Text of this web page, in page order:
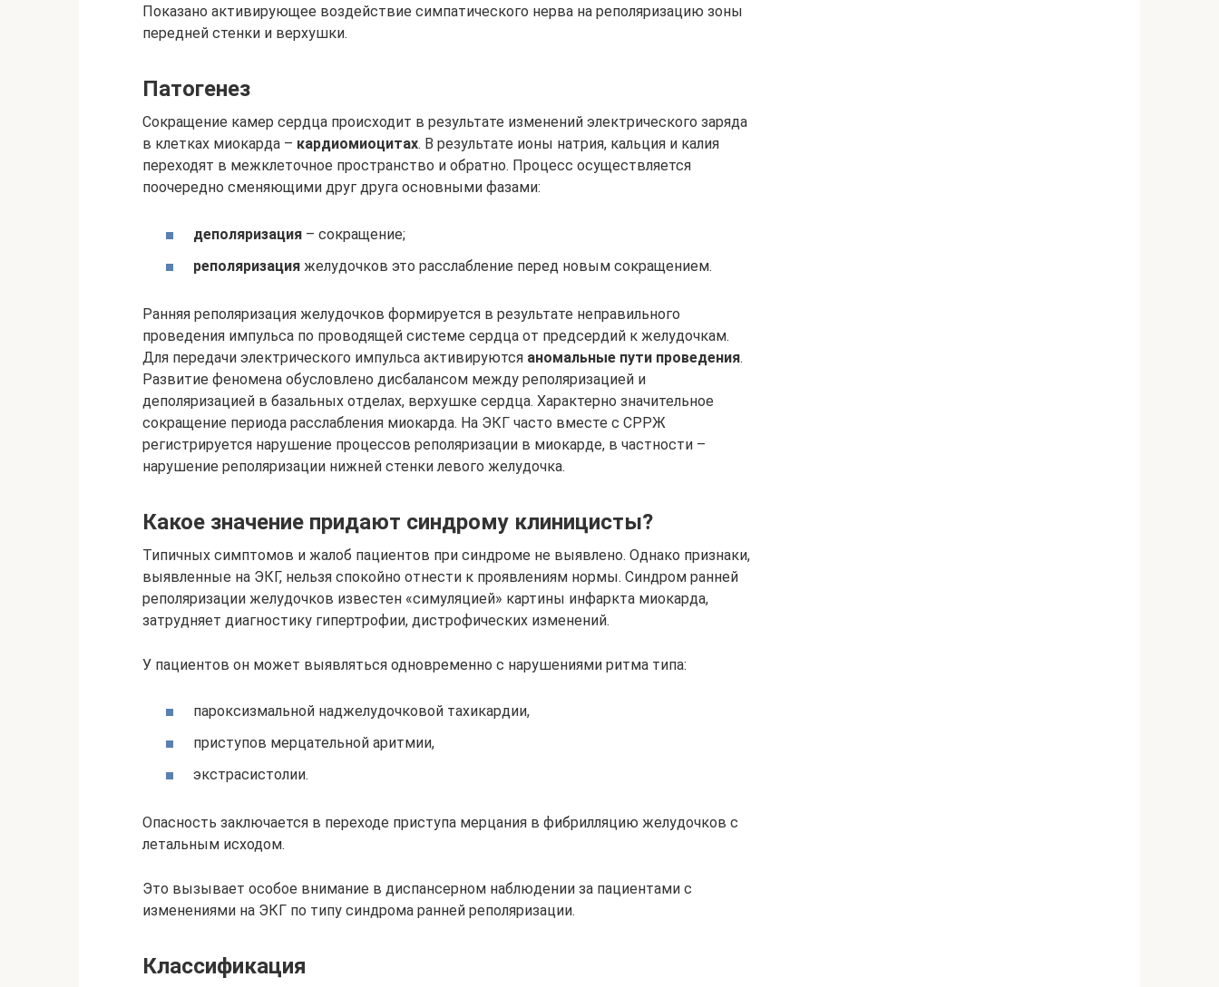
Показано активирующее воздействие симпатического нерва на реполяризацию зоны
передней стенки и верхушки.
Патогенез
Сокращение камер сердца происходит в результате изменений электрического заряда
в клетках миокарда – кардиомиоцитах. В результате ионы натрия, кальция и калия
переходят в межклеточное пространство и обратно. Процесс осуществляется
поочередно сменяющими друг друга основными фазами:
деполяризация – сокращение;
реполяризация желудочков это расслабление перед новым сокращением.
Ранняя реполяризация желудочков формируется в результате неправильного
проведения импульса по проводящей системе сердца от предсердий к желудочкам.
Для передачи электрического импульса активируются аномальные пути проведения.
Развитие феномена обусловлено дисбалансом между реполяризацией и
деполяризацией в базальных отделах, верхушке сердца. Характерно значительное
сокращение периода расслабления миокарда. На ЭКГ часто вместе с СРРЖ
регистрируется нарушение процессов реполяризации в миокарде, в частности –
нарушение реполяризации нижней стенки левого желудочка.
Какое значение придают синдрому клиницисты?
Типичных симптомов и жалоб пациентов при синдроме не выявлено. Однако признаки,
выявленные на ЭКГ, нельзя спокойно отнести к проявлениям нормы. Синдром ранней
реполяризации желудочков известен «симуляцией» картины инфаркта миокарда,
затрудняет диагностику гипертрофии, дистрофических изменений.
У пациентов он может выявляться одновременно с нарушениями ритма типа:
пароксизмальной наджелудочковой тахикардии,
приступов мерцательной аритмии,
экстрасистолии.
Опасность заключается в переходе приступа мерцания в фибрилляцию желудочков с
летальным исходом.
Это вызывает особое внимание в диспансерном наблюдении за пациентами с
изменениями на ЭКГ по типу синдрома ранней реполяризации.
Классификация